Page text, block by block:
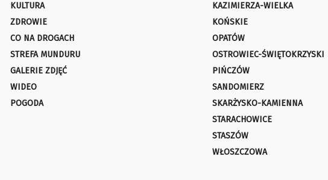
KULTURA
ZDROWIE
CO NA DROGACH
STREFA MUNDURU
GALERIE ZDJĘĆ
WIDEO
POGODA
KAZIMIERZA-WIELKA
KOŃSKIE
OPATÓW
OSTROWIEC-ŚWIĘTOKRZYSKI
PIŃCZÓW
SANDOMIERZ
SKARŻYSKO-KAMIENNA
STARACHOWICE
STASZÓW
WŁOSZCZOWA